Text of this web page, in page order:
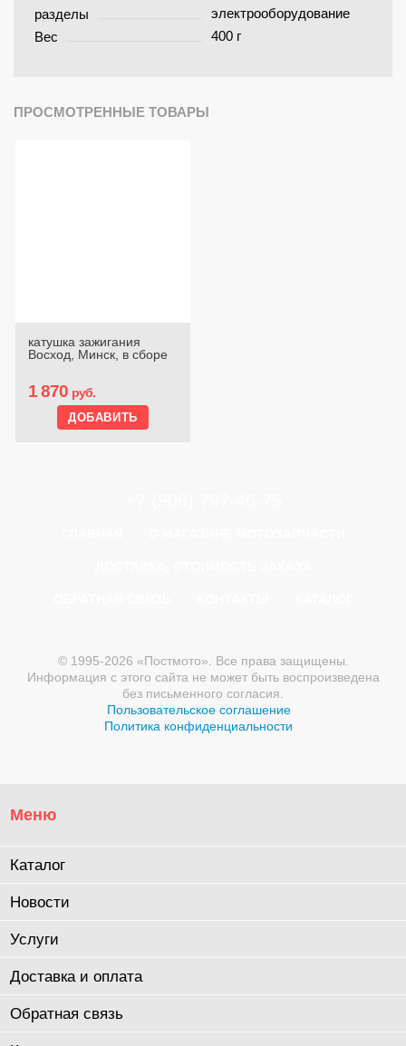
разделы
электрооборудование
Вес
400 г
ПРОСМОТРЕННЫЕ ТОВАРЫ
катушка зажигания
Восход, Минск, в сборе
1 870 руб.
© 1995-2026 «Постмото». Все права защищены.
Информация с этого сайта не может быть воспроизведена
без письменного согласия.
Пользовательское соглашение
Политика конфиденциальности
Меню
Каталог
Новости
Услуги
Доставка и оплата
Обратная связь